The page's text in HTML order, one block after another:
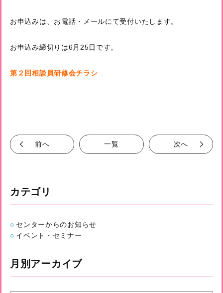
お申込みは、お電話・メールにて受付いたします。
お申込み締切りは6月25日です。
第２回相談員研修会チラシ
前へ 一覧 次へ
カテゴリ
センターからのお知らせ
イベント・セミナー
月別アーカイブ